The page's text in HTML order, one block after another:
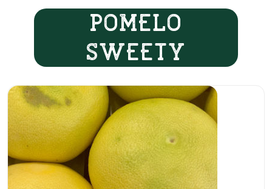
POMELO
SWEETY